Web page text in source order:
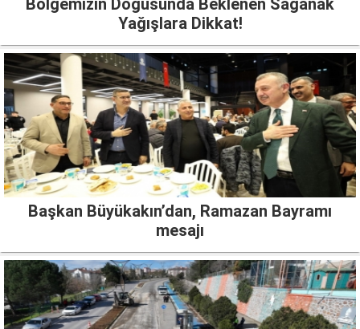
Bölgemizin Doğusunda Beklenen Sağanak
Yağışlara Dikkat!
Başkan Büyükakın’dan, Ramazan Bayramı
mesajı